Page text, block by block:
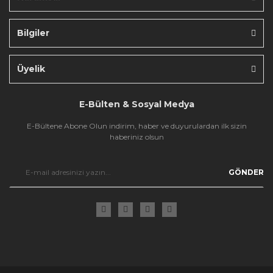
Bilgiler
Üyelik
E-Bülten & Sosyal Medya
E-Bültene Abone Olun indirim, haber ve duyurulardan ilk sizin
haberiniz olsun
GÖNDER